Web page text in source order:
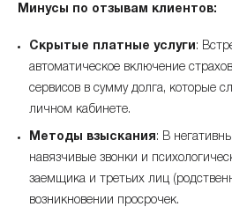
Минусы по отзывам клиентов:
Скрытые платные услуги:
автоматическое включение
сервисов в сумму долга, которые
личном кабинете.
Методы взыскания: В
навязчивые звонки и
заемщика и третьих лиц
возникновении просрочек.